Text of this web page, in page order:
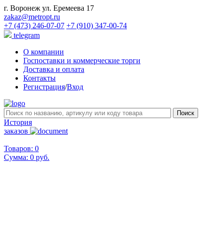
г. Воронеж ул. Еремеева 17
zakaz@metropt.ru
+7 (473) 246-07-07 +7 (910) 347-00-74
telegram
О компании
Госпоставки и коммерческие торги
Доставка и оплата
Контакты
Регистрация/Вход
История
заказов
Товаров: 0
Сумма: 0 руб.